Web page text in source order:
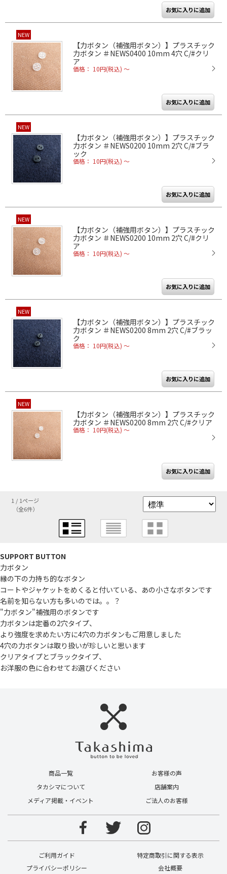
NEW
【力ボタン（補強用ボタン）】プラスチック
力ボタン ＃NEWS0400 10mm 4穴 C/#クリ
ア
価格： 10円(税込) ～
NEW
【力ボタン（補強用ボタン）】プラスチック
力ボタン ＃NEWS0200 10mm 2穴 C/#ブラ
ック
価格： 10円(税込) ～
NEW
【力ボタン（補強用ボタン）】プラスチック
力ボタン ＃NEWS0200 10mm 2穴 C/#クリ
ア
価格： 10円(税込) ～
NEW
【力ボタン（補強用ボタン）】プラスチック
力ボタン ＃NEWS0200 8mm 2穴 C/#ブラッ
ク
価格： 10円(税込) ～
NEW
【力ボタン（補強用ボタン）】プラスチック
力ボタン ＃NEWS0200 8mm 2穴 C/#クリア
価格： 10円(税込) ～
1 / 1ページ
（全6件）
SUPPORT BUTTON
力ボタン
縁の下の力持ち的なボタン
コートやジャケットをめくると付いている、あの小さなボタンです
名前を知らない方も多いのでは。。？
"力ボタン"補強用のボタンです
力ボタンは定番の2穴タイプ、
より強度を求めたい方に4穴の力ボタンもご用意しました
4穴の力ボタンは取り扱いが珍しいと思います
クリアタイプとブラックタイプ、
お洋服の色に合わせてお選びください
商品一覧
お客様の声
タカシマについて
店舗案内
メディア掲載・イベント
ご法人のお客様
ご利用ガイド
特定商取引に関する表示
プライバシーポリシー
会社概要